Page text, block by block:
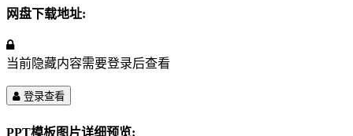
网盘下载地址:
当前隐藏内容需要登录后查看
登录查看
PPT模板图片详细预览: